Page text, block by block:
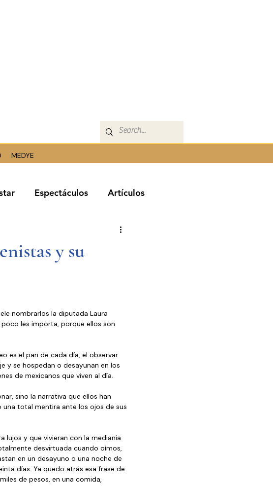
MEDYE
Espectáculos Artículos
Cámara de Diputados
y su
nombrarlos la diputada Laura
les importa, porque ellos son
es el pan de cada día, el observar
y se hospedan o desayunan en los
de mexicanos que viven al día.
sino la narrativa que ellos han
total mentira ante los ojos de sus
lujos y que vivieran con la medianía
desvirtuada cuando oímos,
en un desayuno o una noche de
días. Ya quedo atrás esa frase de
de pesos, en una comida,